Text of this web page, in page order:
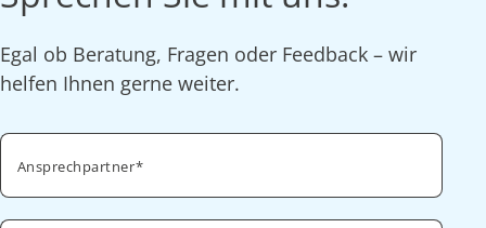
Egal ob Beratung, Fragen oder Feedback – wir
helfen Ihnen gerne weiter.
Ansprechpartner